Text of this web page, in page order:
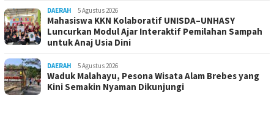
DAERAH 5 Agustus 2026
Mahasiswa KKN Kolaboratif UNISDA–UNHASY
Luncurkan Modul Ajar Interaktif Pemilahan Sampah
untuk Anaj Usia Dini
DAERAH 5 Agustus 2026
Waduk Malahayu, Pesona Wisata Alam Brebes yang
Kini Semakin Nyaman Dikunjungi